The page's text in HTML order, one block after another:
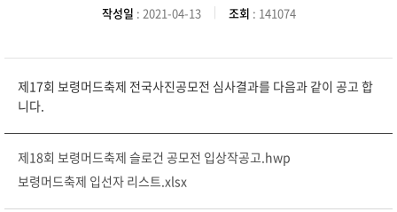
작성일 : 2021-04-13 조회 : 141074
제17회 보령머드축제 전국사진공모전 심사결과를 다음과 같이 공고 합
니다.
제18회 보령머드축제 슬로건 공모전 입상작공고.hwp
보령머드축제 입선자 리스트.xlsx